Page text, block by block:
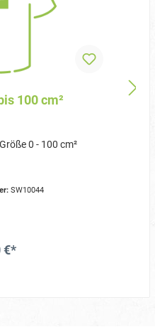
100 cm²
Druckkosten in der Größe 0 - 100 cm²
SW10044
€*